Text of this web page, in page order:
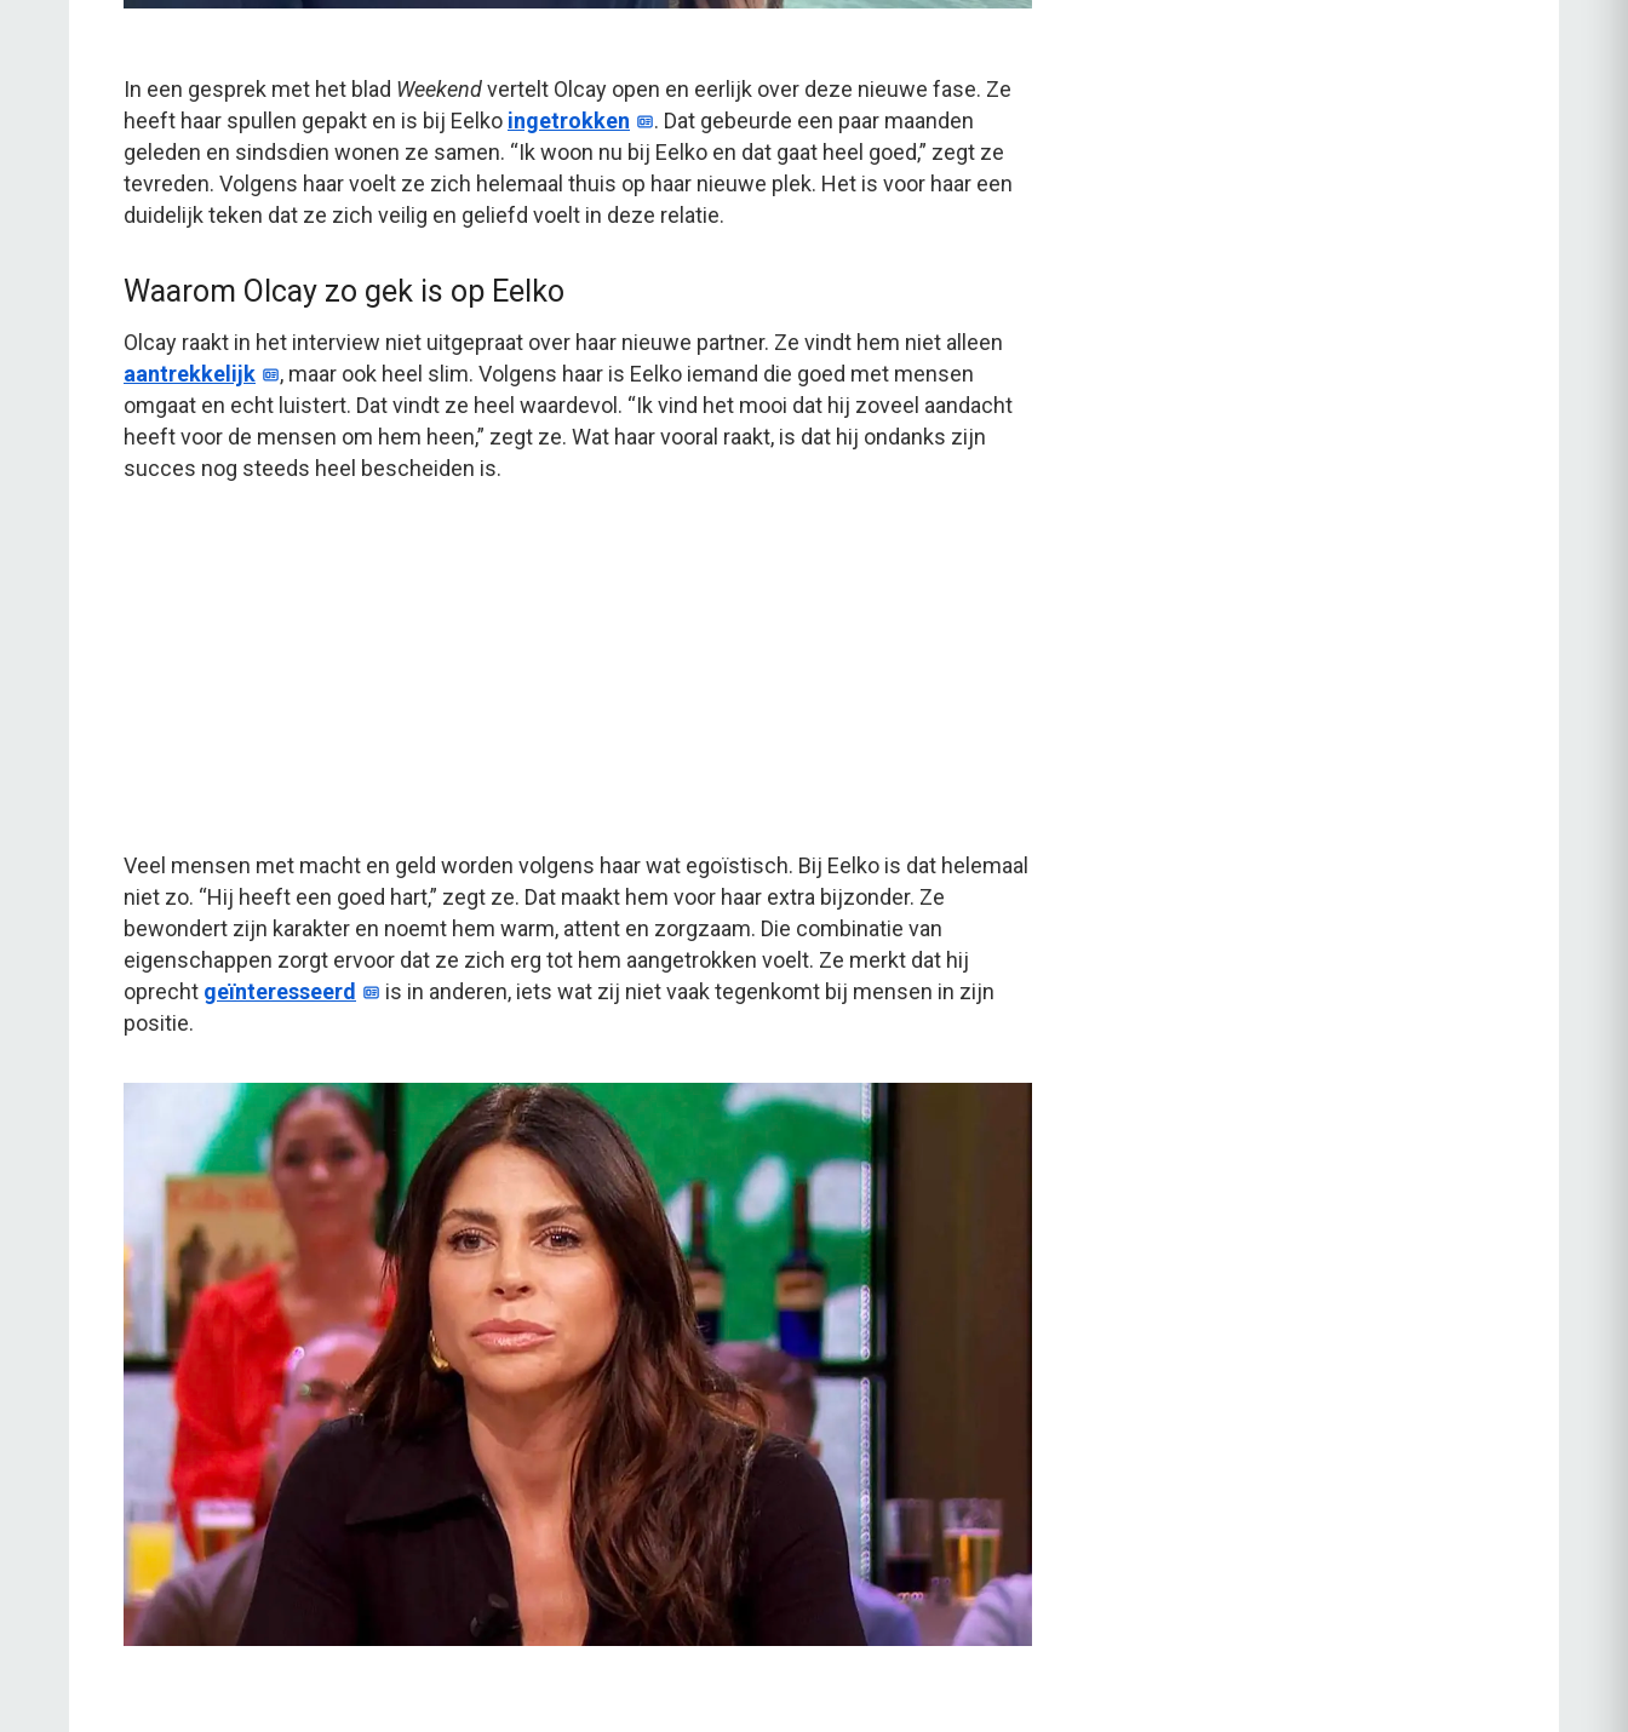
In een gesprek met het blad Weekendvertelt Olcay open en eerlijk over deze nieuwe fase. Ze
heeft haar spullen gepakt en is bij Eelko ingetrokken
. Dat gebeurde een paar maanden
geleden en sindsdien wonen ze samen. “Ik woon nu bij Eelko en dat gaat heel goed,” zegt ze
tevreden. Volgens haar voelt ze zich helemaal thuis op haar nieuwe plek. Het is voor haar een
duidelijk teken dat ze zich veilig en geliefd voelt in deze relatie.
Waarom Olcay zo gek is op Eelko
Olcay raakt in het interview niet uitgepraat over haar nieuwe partner. Ze vindt hem niet alleen
aantrekkelijk
, maar ook heel slim. Volgens haar is Eelko iemand die goed met mensen
omgaat en echt luistert. Dat vindt ze heel waardevol. “Ik vind het mooi dat hij zoveel aandacht
heeft voor de mensen om hem heen,” zegt ze. Wat haar vooral raakt, is dat hij ondanks zijn
succes nog steeds heel bescheiden is.
Veel mensen met macht en geld worden volgens haar wat egoïstisch. Bij Eelko is dat helemaal
niet zo. “Hij heeft een goed hart,” zegt ze. Dat maakt hem voor haar extra bijzonder. Ze
bewondert zijn karakter en noemt hem warm, attent en zorgzaam. Die combinatie van
eigenschappen zorgt ervoor dat ze zich erg tot hem aangetrokken voelt. Ze merkt dat hij
oprecht geïnteresseerd
is in anderen, iets wat zij niet vaak tegenkomt bij mensen in zijn
positie.